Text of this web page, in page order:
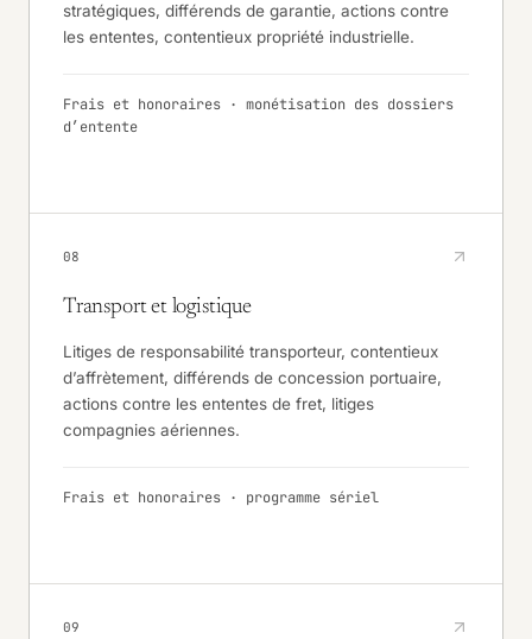
stratégiques, différends de garantie, actions contre
les ententes, contentieux propriété industrielle.
Frais et honoraires · monétisation des dossiers
d’entente
08
Transport et logistique
Litiges de responsabilité transporteur, contentieux
d’affrètement, différends de concession portuaire,
actions contre les ententes de fret, litiges
compagnies aériennes.
Frais et honoraires · programme sériel
09